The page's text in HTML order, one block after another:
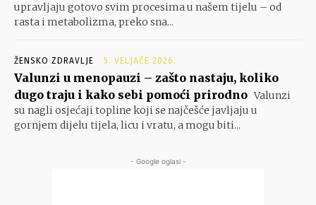
upravljaju gotovo svim procesima u našem tijelu – od
rasta i metabolizma, preko sna...
ŽENSKO ZDRAVLJE 5. VELJAČE 2026.
Valunzi u menopauzi – zašto nastaju, koliko
dugo traju i kako sebi pomoći prirodno Valunzi
su nagli osjećaji topline koji se najčešće javljaju u
gornjem dijelu tijela, licu i vratu, a mogu biti...
- Google oglasi -